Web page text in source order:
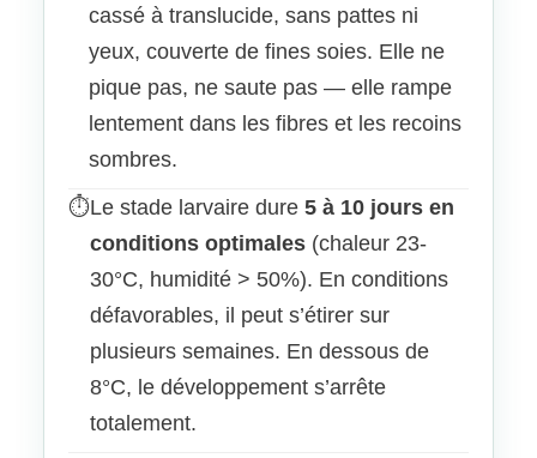
cassé à translucide, sans pattes ni
yeux, couverte de fines soies. Elle ne
pique pas, ne saute pas — elle rampe
lentement dans les fibres et les recoins
sombres.
⏱️Le stade larvaire dure 5 à 10 jours en
conditions optimales(chaleur 23-
30°C, humidité > 50%). En conditions
défavorables, il peut s’étirer sur
plusieurs semaines. En dessous de
8°C, le développement s’arrête
totalement.